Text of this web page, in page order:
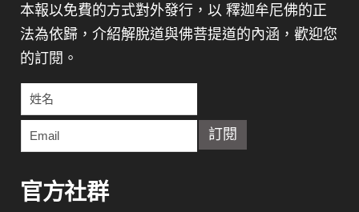
本報以免費的方式對外發行，以 釋迦牟尼佛的正
法為依歸，介紹解脫道與佛菩提道的內涵，歡迎您
的訂閱。
官方社群